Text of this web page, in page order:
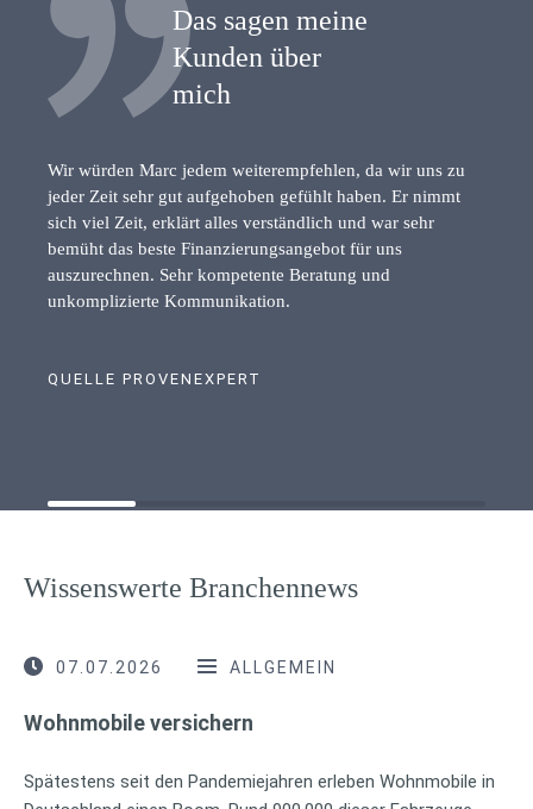
Das sagen meine
Kunden über
mich
Wir würden Marc jedem weiterempfehlen, da wir uns zu
jeder Zeit sehr gut aufgehoben gefühlt haben. Er nimmt
sich viel Zeit, erklärt alles verständlich und war sehr
bemüht das beste Finanzierungsangebot für uns
auszurechnen. Sehr kompetente Beratung und
unkomplizierte Kommunikation.
QUELLE PROVENEXPERT
Wissenswerte Branchennews
07.07.2026 ALLGEMEIN
Wohnmobile versichern
Spätestens seit den Pandemiejahren erleben Wohnmobile in